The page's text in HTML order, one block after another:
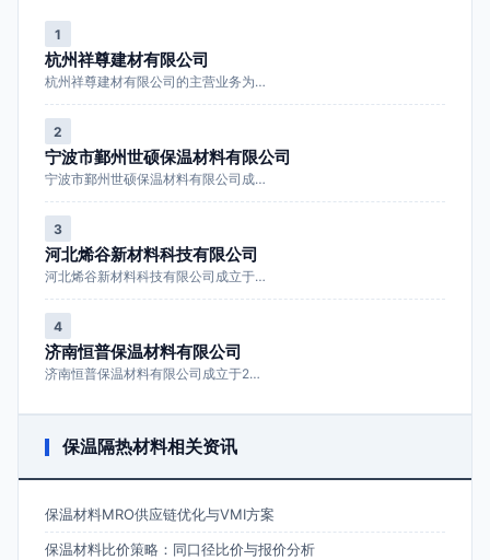
1
杭州祥尊建材有限公司
杭州祥尊建材有限公司的主营业务为…
2
宁波市鄞州世硕保温材料有限公司
宁波市鄞州世硕保温材料有限公司成…
3
河北烯谷新材料科技有限公司
河北烯谷新材料科技有限公司成立于…
4
济南恒普保温材料有限公司
济南恒普保温材料有限公司成立于2…
保温隔热材料相关资讯
保温材料MRO供应链优化与VMI方案
保温材料比价策略：同口径比价与报价分析